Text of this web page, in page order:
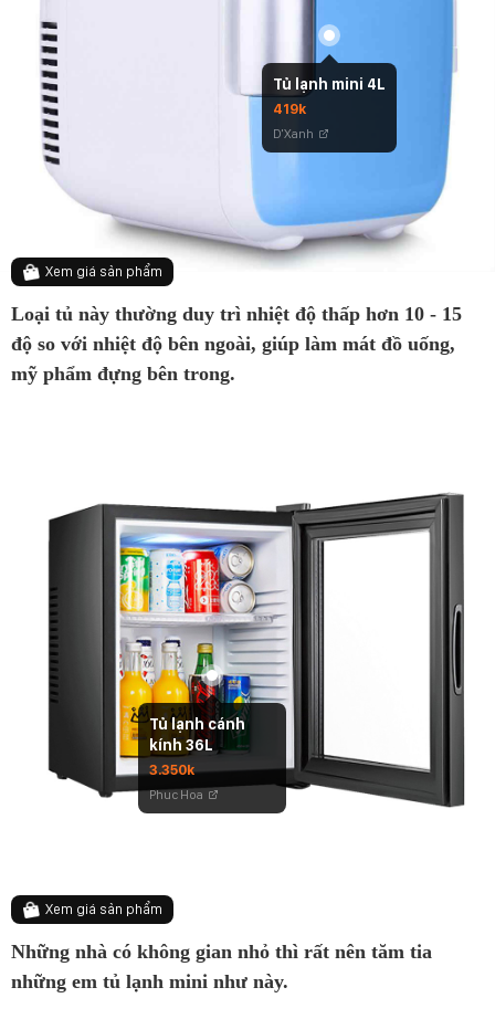
Xem giá sản phẩm
Tủ lạnh mini 4L
419k
D'Xanh
Loại tủ này thường duy trì nhiệt độ thấp hơn 10 - 15
độ so với nhiệt độ bên ngoài, giúp làm mát đồ uống,
mỹ phẩm đựng bên trong.
Xem giá sản phẩm
Tủ lạnh cánh
kính 36L
3.350k
Phuc Hoa
Những nhà có không gian nhỏ thì rất nên tăm tia
những em tủ lạnh mini như này.